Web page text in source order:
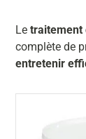
Le traitement
complète de
entretenir